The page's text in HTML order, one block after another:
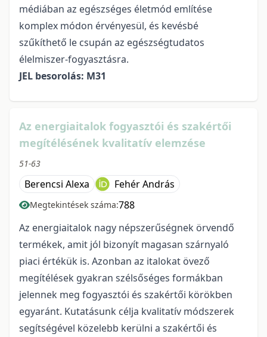
médiában az egészséges életmód említése
komplex módon érvényesül, és kevésbé
szűkíthető le csupán az egészségtudatos
élelmiszer-fogyasztásra.
JEL besorolás: M31
Az energiaitalok fogyasztói és szakértői
megítélésének kvalitatív elemzése
51-63
Berencsi Alexa Fehér András
Megtekintések száma:788
Az energiaitalok nagy népszerűségnek örvendő
termékek, amit jól bizonyít magasan szárnyaló
piaci értékük is. Azonban az italokat övező
megítélések gyakran szélsőséges formákban
jelennek meg fogyasztói és szakértői körökben
egyaránt. Kutatásunk célja kvalitatív módszerek
segítségével közelebb kerülni a szakértői és